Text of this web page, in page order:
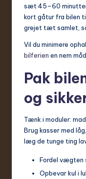
sæt 45–60
kort gåtur fra bilen
grejet tæt samlet,
Vil du minimere
bilferien en nem
Pak
og
Tænk i moduler:
Brug kasser med
læg de tunge ting
Fordel vægten
Opbevar kul i